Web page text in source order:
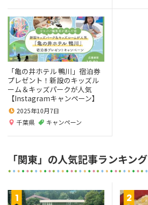
「亀の井ホテル 鴨川」宿泊券
プレゼント！新設のキッズル
ーム＆キッズパークが人気
【Instagramキャンペーン】
2025年10月7日
千葉県
キャンペーン
「関東」の人気記事ランキング